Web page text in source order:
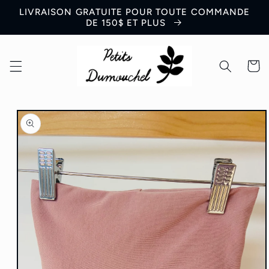
passer
contenu
LIVRAISON GRATUITE POUR TOUTE COMMANDE
DE 150$ ET PLUS
Panier
Passer aux
informations
produits